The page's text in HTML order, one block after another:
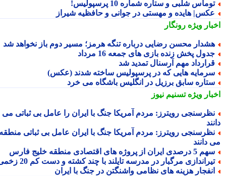
شلبی و ستاره شماره 10 پرسپولیس!
هایده و مهستی در جوانی و حافظیه شیراز
ویژهرونگار
محسن رضایی درباره تنگه هرمز؛ مسیر دوم باز نخواهد شد
پخش زنده بازی های جمعه 16 مرداد
مهم آرسنال تمدید شد
هایی که در پرسپولیس ساخته شدند (عکس)
سابق برزیل در انگلیس باشگاه می خرد
ویژهتسنیم نیوز
رویترز: مردم آمریکا جنگ با ایران را عامل بی ثباتی می
رویترز: مردم آمریکا جنگ با ایران عامل بی ثباتی منطقه
دانند
ایران از پروژه های اقتصادی منطقه خلیج فارس
مرگبار در مدرسه تایلند با چند کشته و دست کم 20 زخمی
هزینه های نظامی واشنگتن در جنگ با ایران